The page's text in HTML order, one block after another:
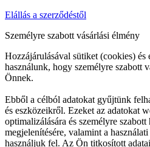
Elállás a szerződéstől
Személyre szabott vásárlási élmény
Hozzájárulásával sütiket (cookies) és
használunk, hogy személyre szabott
Önnek.
Ebből a célból adatokat gyűjtünk
és eszközeikről. Ezeket az adatokat
optimalizálására és személyre
megjelenítésére, valamint a
használjuk fel. Az Ön titkosított